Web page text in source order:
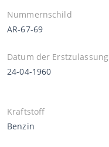
Nummernschild
AR-67-69
Datum der Erstzulassung
24-04-1960
Kraftstoff
Benzin